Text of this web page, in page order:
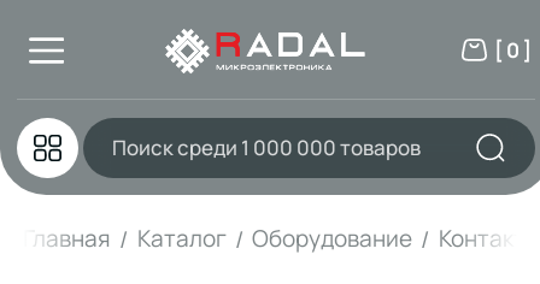
[ 0 ]
Главная Каталог Оборудование